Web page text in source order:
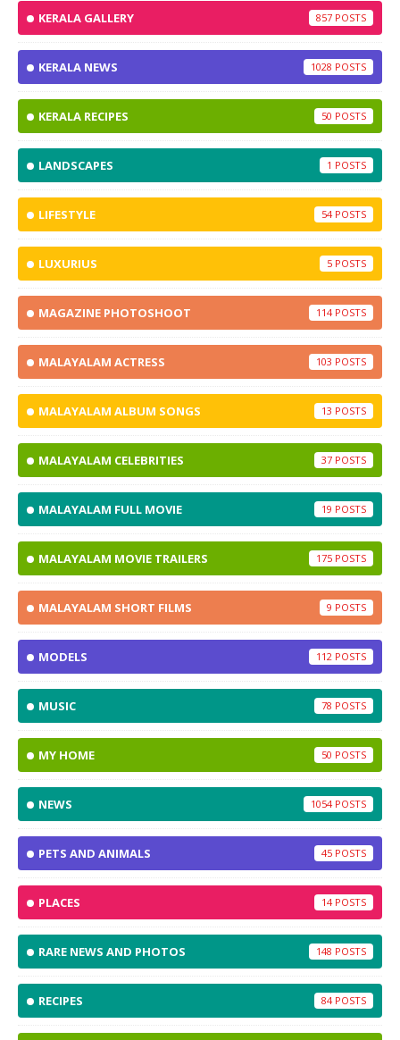
KERALA GALLERY 857
KERALA NEWS 1028
KERALA RECIPES 50
LANDSCAPES 1
LIFESTYLE 54
LUXURIUS 5
MAGAZINE PHOTOSHOOT 114
MALAYALAM ACTRESS 103
MALAYALAM ALBUM SONGS 13
MALAYALAM CELEBRITIES 37
MALAYALAM FULL MOVIE 19
MALAYALAM MOVIE TRAILERS 175
MALAYALAM SHORT FILMS 9
MODELS 112
MUSIC 78
MY HOME 50
NEWS 1054
PETS AND ANIMALS 45
PLACES 14
RARE NEWS AND PHOTOS 148
RECIPES 84